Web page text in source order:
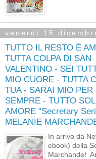
venerdì 15
TUTTO IL RESTO È
TUTTA COLPA DI SAN
VALENTINO - SEI
MIO CUORE - TUTTA
TUA - SARAI MIO PER
SEMPRE - TUTTO
AMORE "Secretary
MELANIE
In arrivo da
ebook) della
Marchande!